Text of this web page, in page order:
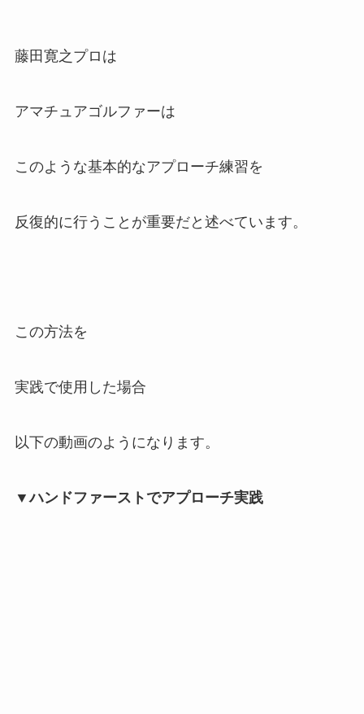
藤田寛之プロは
アマチュアゴルファーは
このような基本的なアプローチ練習を
反復的に行うことが重要だと述べています。
この方法を
実践で使用した場合
以下の動画のようになります。
▼ハンドファーストでアプローチ実践